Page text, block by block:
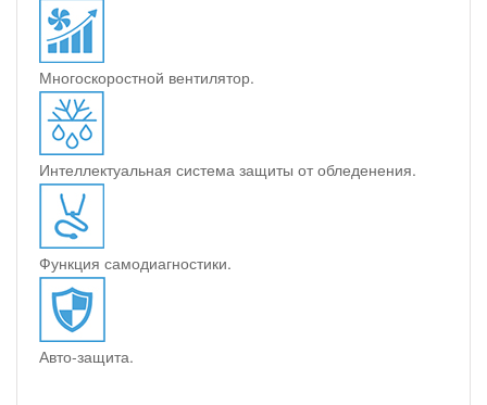
Многоскоростной вентилятор.
Интеллектуальная система защиты от обледенения.
Функция самодиагностики.
Авто-защита.